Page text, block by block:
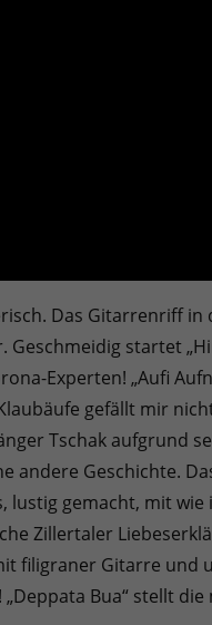
Das Gitarrenriff
startet
Experten! „Aufi
gefällt mir
Tschak aufgrund
Geschichte.
lustig gemacht, mit
Zillertaler
filigraner Gitarre
Bua“ stellt